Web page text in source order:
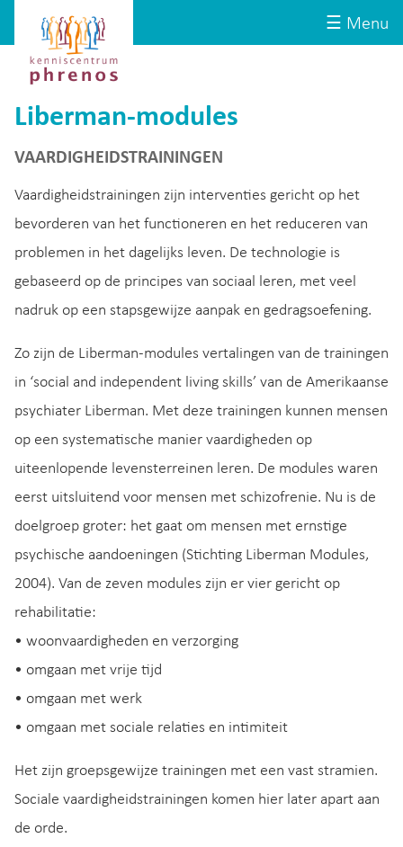
☰ Menu
Kenniscentrum
Phrenos
website
Liberman-modules
VAARDIGHEIDSTRAININGEN
Vaardigheidstrainingen zijn interventies gericht op het
bevorderen van het functioneren en het reduceren van
problemen in het dagelijks leven. De technologie is
gebaseerd op de principes van sociaal leren, met veel
nadruk op een stapsgewijze aanpak en gedragsoefening.
Zo zijn de Liberman-modules vertalingen van de trainingen
in ‘social and independent living skills’ van de Amerikaanse
psychiater Liberman. Met deze trainingen kunnen mensen
op een systematische manier vaardigheden op
uiteenlopende levensterreinen leren. De modules waren
eerst uitsluitend voor mensen met schizofrenie. Nu is de
doelgroep groter: het gaat om mensen met ernstige
psychische aandoeningen (Stichting Liberman Modules,
2004). Van de zeven modules zijn er vier gericht op
rehabilitatie:
• woonvaardigheden en verzorging
• omgaan met vrije tijd
• omgaan met werk
• omgaan met sociale relaties en intimiteit
Het zijn groepsgewijze trainingen met een vast stramien.
Sociale vaardigheidstrainingen komen hier later apart aan
de orde.